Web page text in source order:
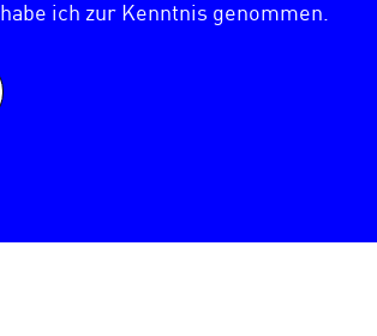
habe ich zur Kenntnis genommen.